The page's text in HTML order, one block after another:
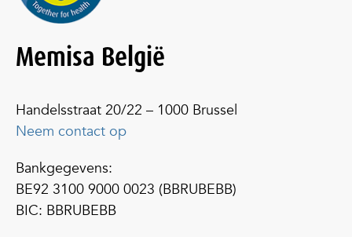
Memisa België
Handelsstraat 20/22 – 1000 Brussel
Neem contact op
Bankgegevens:
BE92 3100 9000 0023 (BBRUBEBB)
BIC: BBRUBEBB